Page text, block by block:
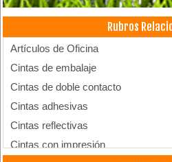
Rubros
Artículos de Oficina
Cintas de embalaje
Cintas de doble contacto
Cintas adhesivas
Cintas reflectivas
Cintas con impresión